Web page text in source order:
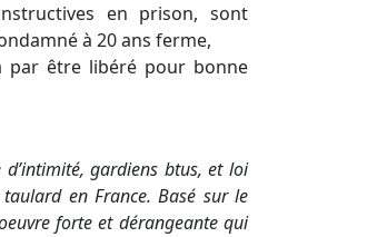
en prison, sont
à 20 ans ferme,
par être libéré pour bonne
gardiens btus, et loi
en France. Basé sur le
forte et dérangeante qui